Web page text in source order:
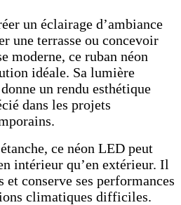
un éclairage d’ambiance
une terrasse ou concevoir
moderne, ce ruban néon
idéale. Sa lumière
un rendu esthétique
dans les projets
ce néon LED peut
intérieur qu’en extérieur. Il
conserve ses performances
climatiques difficiles.